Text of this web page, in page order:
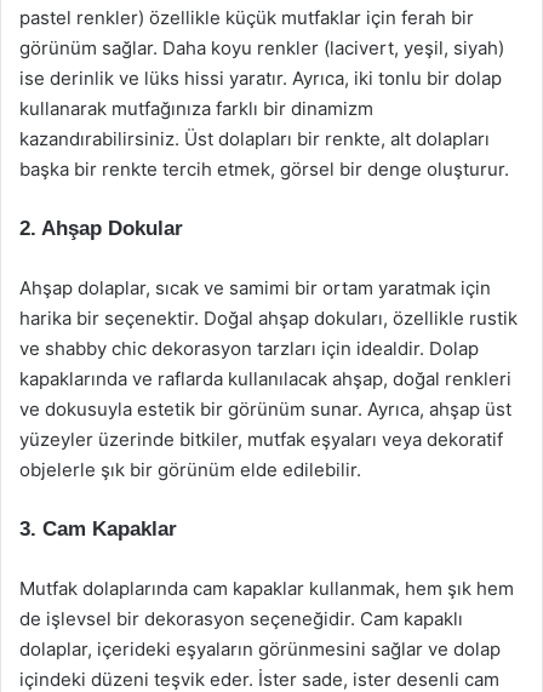
pastel renkler) özellikle küçük mutfaklar için ferah bir
görünüm sağlar. Daha koyu renkler (lacivert, yeşil, siyah)
ise derinlik ve lüks hissi yaratır. Ayrıca, iki tonlu bir dolap
kullanarak mutfağınıza farklı bir dinamizm
kazandırabilirsiniz. Üst dolapları bir renkte, alt dolapları
başka bir renkte tercih etmek, görsel bir denge oluşturur.
2. Ahşap Dokular
Ahşap dolaplar, sıcak ve samimi bir ortam yaratmak için
harika bir seçenektir. Doğal ahşap dokuları, özellikle rustik
ve shabby chic dekorasyon tarzları için idealdir. Dolap
kapaklarında ve raflarda kullanılacak ahşap, doğal renkleri
ve dokusuyla estetik bir görünüm sunar. Ayrıca, ahşap üst
yüzeyler üzerinde bitkiler, mutfak eşyaları veya dekoratif
objelerle şık bir görünüm elde edilebilir.
3. Cam Kapaklar
Mutfak dolaplarında cam kapaklar kullanmak, hem şık hem
de işlevsel bir dekorasyon seçeneğidir. Cam kapaklı
dolaplar, içerideki eşyaların görünmesini sağlar ve dolap
içindeki düzeni teşvik eder. İster sade, ister desenli cam